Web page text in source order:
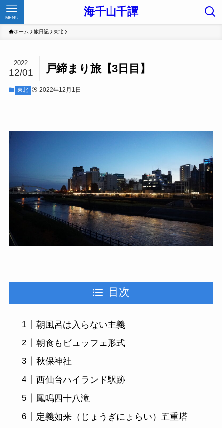
海千山千譚
MENU
ホーム 旅日記 東北
戸締まり旅【3日目】
2022
12/01
東北 2022年12月1日
目次
朝風呂は入らない主義
朝食もビュッフェ形式
秋保神社
西仙台ハイランド駅跡
鳳鳴四十八滝
定義如来（じょうぎにょらい）五重塔